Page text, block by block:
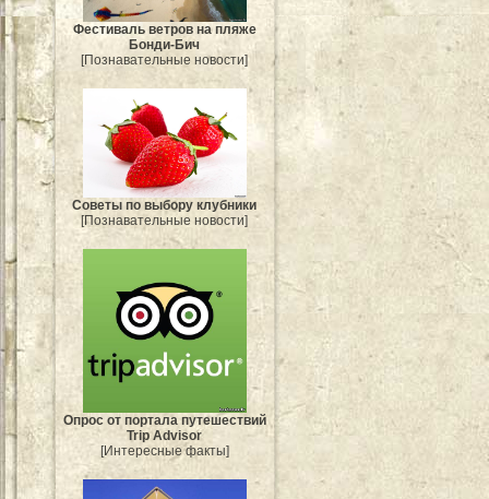
Фестиваль ветров на пляже
Бонди-Бич
[Познавательные новости]
Советы по выбору клубники
[Познавательные новости]
Опрос от портала путешествий
Trip Advisor
[Интересные факты]